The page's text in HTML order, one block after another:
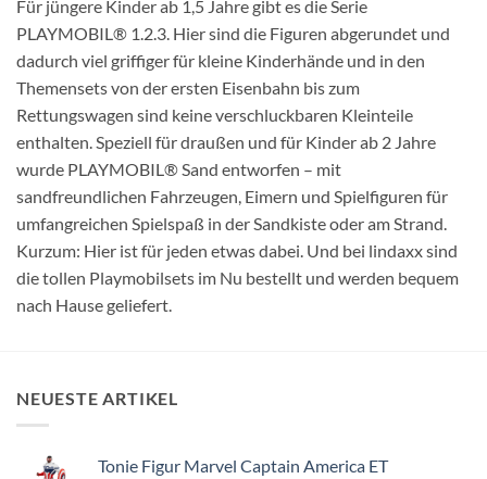
Für jüngere Kinder ab 1,5 Jahre gibt es die Serie
PLAYMOBIL® 1.2.3. Hier sind die Figuren abgerundet und
dadurch viel griffiger für kleine Kinderhände und in den
Themensets von der ersten Eisenbahn bis zum
Rettungswagen sind keine verschluckbaren Kleinteile
enthalten. Speziell für draußen und für Kinder ab 2 Jahre
wurde PLAYMOBIL® Sand entworfen – mit
sandfreundlichen Fahrzeugen, Eimern und Spielfiguren für
umfangreichen Spielspaß in der Sandkiste oder am Strand.
Kurzum: Hier ist für jeden etwas dabei. Und bei lindaxx sind
die tollen Playmobilsets im Nu bestellt und werden bequem
nach Hause geliefert.
NEUESTE ARTIKEL
Tonie Figur Marvel Captain America ET